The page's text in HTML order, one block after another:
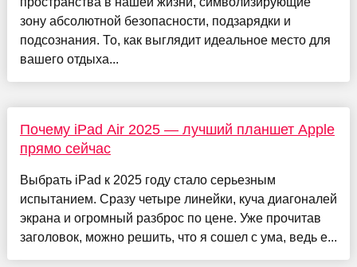
зону абсолютной безопасности, подзарядки и
подсознания. То, как выглядит идеальное место для
вашего отдыха...
Почему iPad Air 2025 — лучший планшет Apple
прямо сейчас
Выбрать iPad к 2025 году стало серьезным
испытанием. Сразу четыре линейки, куча диагоналей
экрана и огромный разброс по цене. Уже прочитав
заголовок, можно решить, что я сошел с ума, ведь е...